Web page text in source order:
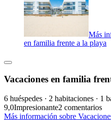
Más
en familia frente a la playa
Vacaciones en familia
6 huéspedes · 2 habitaciones · 1
9,0Impresionante2 comentarios
Más información sobre